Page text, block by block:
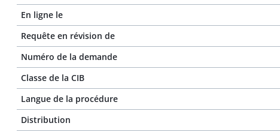
En ligne le
Requête en révision de
Numéro de la demande
Classe de la CIB
Langue de la procédure
Distribution